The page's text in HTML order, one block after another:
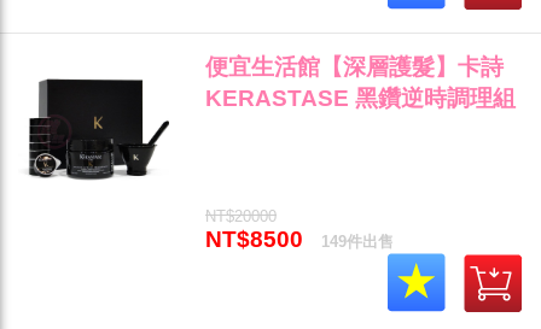
便宜生活館【深層護髮】卡詩
KERASTASE 黑鑽逆時調理組
NT$20000
NT$8500 149件出售